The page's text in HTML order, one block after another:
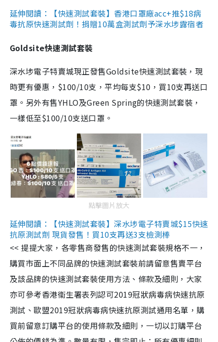
延伸閱讀：【快速測試套裝】香港口罩廠acc+推$18病
毒抗原快速測試劑！捐贈10萬盒測試劑予深水埗露宿者
Goldsite快速測試套裝
深水埗電子特賣城現正發售Goldsite快速測試套裝，現
時更有優惠，$100/10支，平均每支$10，買10支再送口
罩。另外有售YHLO及Green Spring的快速測試套裝，
一樣低至$100/10支送口罩。
點擊圖片放大
延伸閱讀：【快速測試套裝】深水埗電子特賣城$15快速
抗原測試劑 現貨發售！買10支再送3支檢測棒
<< 提提大家，各零售商發售的快速測試套裝規格不一，
購買市面上不同品牌的快速測試套裝前請留意售賣平台
及該品牌的快速測試套裝使用方法、條款及細則，大家
亦可參考香港衞生署表列認可2019冠狀病毒病快速抗原
測試、歐盟2019冠狀病毒病快速抗原測試通用名單，購
買前留意訂購平台的使用條款及細則，一切以訂購平台